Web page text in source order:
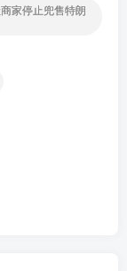
家停止兜售特朗